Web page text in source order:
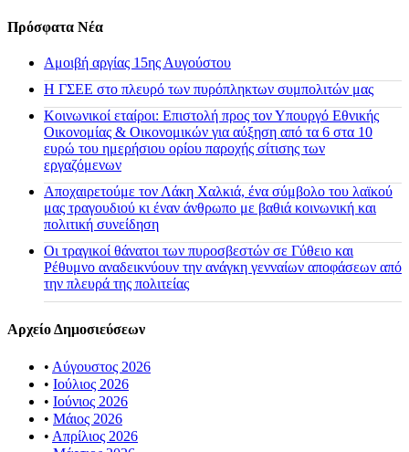
Πρόσφατα Νέα
Αμοιβή αργίας 15ης Αυγούστου
H ΓΣΕΕ στο πλευρό των πυρόπληκτων συμπολιτών μας
Κοινωνικοί εταίροι: Επιστολή προς τον Υπουργό Εθνικής
Οικονομίας & Οικονομικών για αύξηση από τα 6 στα 10
ευρώ του ημερήσιου ορίου παροχής σίτισης των
εργαζόμενων
Αποχαιρετούμε τον Λάκη Χαλκιά, ένα σύμβολο του λαϊκού
μας τραγουδιού κι έναν άνθρωπο με βαθιά κοινωνική και
πολιτική συνείδηση
Οι τραγικοί θάνατοι των πυροσβεστών σε Γύθειο και
Ρέθυμνο αναδεικνύουν την ανάγκη γενναίων αποφάσεων από
την πλευρά της πολιτείας
Αρχείο Δημοσιεύσεων
• Αύγουστος 2026
• Ιούλιος 2026
• Ιούνιος 2026
• Μάιος 2026
• Απρίλιος 2026